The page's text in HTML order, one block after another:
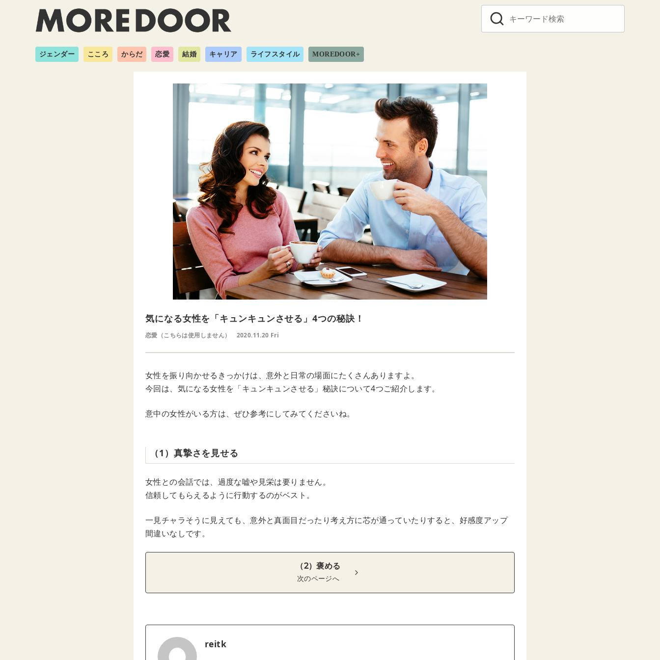
ジェンダー こころ からだ 恋愛 結婚 キャリア ライフスタイル MOREDOOR+
気になる女性を「キュンキュンさせる」4つの秘訣！
恋愛（こちらは使用しません） 2020.11.20 Fri
女性を振り向かせるきっかけは、意外と日常の場面にたくさんありますよ。
今回は、気になる女性を「キュンキュンさせる」秘訣について4つご紹介します。
意中の女性がいる方は、ぜひ参考にしてみてくださいね。
（1）真摯さを見せる
女性との会話では、過度な嘘や見栄は要りません。
信頼してもらえるように行動するのがベスト。
一見チャラそうに見えても、意外と真面目だったり考え方に芯が通っていたりすると、好感度アップ
間違いなしです。
（2）褒める
次のページへ
reitk